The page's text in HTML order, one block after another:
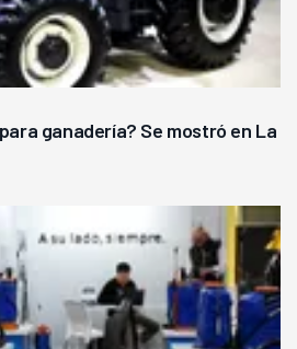
ganadería? Se mostró en La